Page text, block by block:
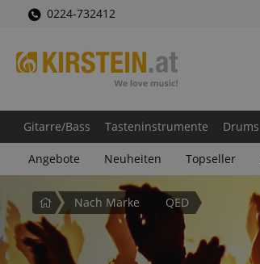
0224-732412
Gitarre/Bass Tasteninstrumente Drums
Angebote Neuheiten Topseller
StartseiteNach Marke QED